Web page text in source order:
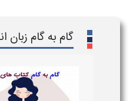
گام به گام زبان